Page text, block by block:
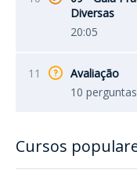
Diversas
20:05
11
Avaliação
10 perguntas
Cursos